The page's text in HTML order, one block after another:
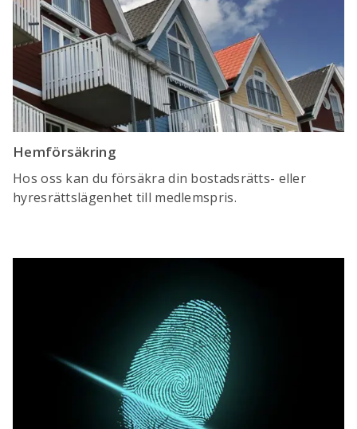
Hemförsäkring
Hos oss kan du försäkra din bostadsrätts- eller
hyresrättslägenhet till medlemspris.